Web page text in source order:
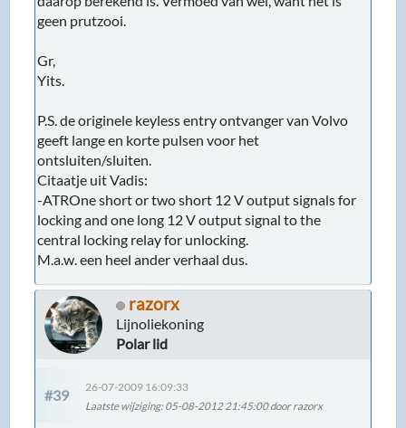
geen prutzooi.
Gr,
Yits.
P.S. de originele keyless entry ontvanger van Volvo
geeft lange en korte pulsen voor het
ontsluiten/sluiten.
Citaatje uit Vadis:
-ATROne short or two short 12 V output signals for
locking and one long 12 V output signal to the
central locking relay for unlocking.
M.a.w. een heel ander verhaal dus.
razorx
Lijnoliekoning
Polar lid
#39
26-07-2009 16:09:33
Laatste wijziging: 05-08-2012 21:45:00 door razorx